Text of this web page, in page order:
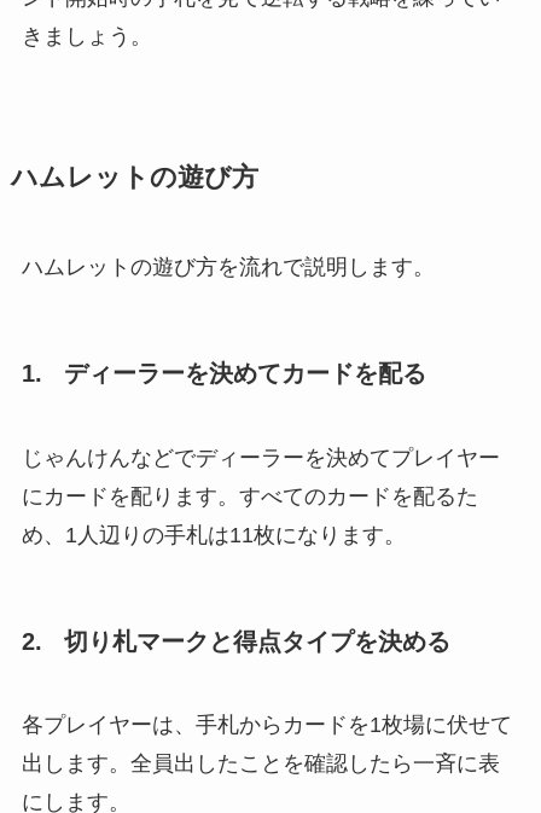
きましょう。
ハムレットの遊び方
ハムレットの遊び方を流れで説明します。
1. ディーラーを決めてカードを配る
じゃんけんなどでディーラーを決めてプレイヤー
にカードを配ります。すべてのカードを配るた
め、1人辺りの手札は11枚になります。
2. 切り札マークと得点タイプを決める
各プレイヤーは、手札からカードを1枚場に伏せて
出します。全員出したことを確認したら一斉に表
にします。